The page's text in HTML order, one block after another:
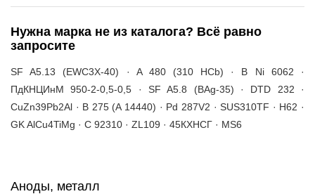
Аноды, металл
Нужна марка не из каталога? Всё равно
запросите
SF A5.13 (EWC3X-40) · A 480 (310 HCb) · B Ni 6062 ·
ПдКНЦИнМ 950-2-0,5-0,5 · SF A5.8 (BAg-35) · DTD 232 ·
CuZn39Pb2Al · B 275 (A 14440) · Pd 287V2 · SUS310TF · H62 ·
GK AlCu4TiMg · C 92310 · ZL109 · 45КХНСГ · MS6